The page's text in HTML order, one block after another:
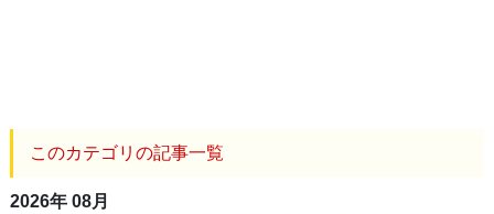
このカテゴリの記事一覧
2026年 08月